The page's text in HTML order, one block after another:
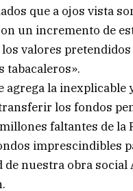
que a ojos vista
un incremento de
los valores
tabacaleros».
agrega la inexplicable
los fondos
faltantes de la
imprescindibles
nuestra obra social